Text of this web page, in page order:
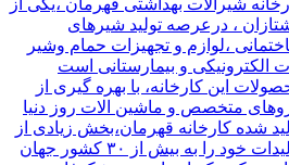
شیرالات بهداشتی قهرمان ،یکی از
، درعرصه تولید شیرهای
،لوازم و تجهیزات حمام وشیر
الکترونیکی و بیمارستانی است
این کارخانه، با بهره گیری از
متخصص و ماشین الات روز دنیا
شده کارخانه قهرمان،بخش زیادی از
تولیدات خود را به بیش از ۳۰ کشور جهان